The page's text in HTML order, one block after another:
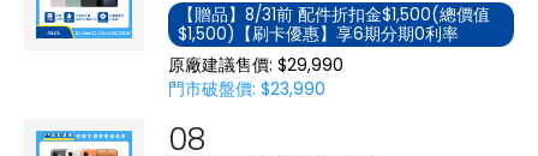
【贈品】8/31前 配件折扣金$1,500(總價值
$1,500)【刷卡優惠】享6期分期0利率
原廠建議售價: $29,990
門市破盤價: $23,990